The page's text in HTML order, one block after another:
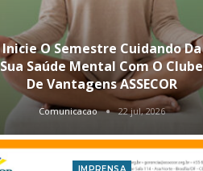
Inicie O Semestre Cuidando Da
Sua Saúde Mental Com O Clube
De Vantagens ASSECOR
Comunicacao 22 jul, 2026
IMPRENSA